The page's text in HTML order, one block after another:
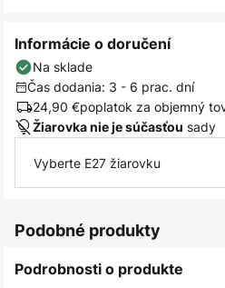
Informácie o doručení
Na sklade
Čas dodania: 3 - 6 prac. dní
24,90 €poplatok za objemný
Žiarovka nie je súčasťou sady
Vyberte E27 žiarovku
Podobné produkty
Podrobnosti o produkte